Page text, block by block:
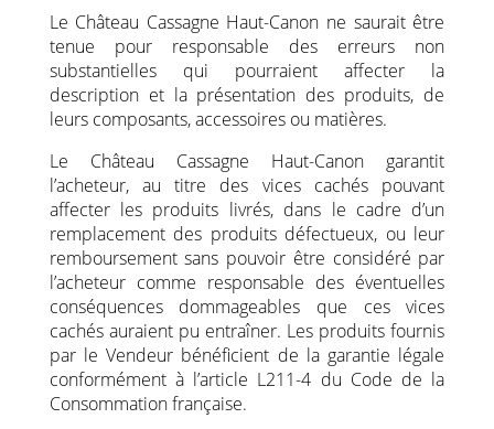
Le Château Cassagne Haut-Canon ne saurait être
tenue pour responsable des erreurs non
substantielles qui pourraient affecter la
description et la présentation des produits, de
leurs composants, accessoires ou matières.
Le Château Cassagne Haut-Canon garantit
l’acheteur, au titre des vices cachés pouvant
affecter les produits livrés, dans le cadre d’un
remplacement des produits défectueux, ou leur
remboursement sans pouvoir être considéré par
l’acheteur comme responsable des éventuelles
conséquences dommageables que ces vices
cachés auraient pu entraîner. Les produits fournis
par le Vendeur bénéficient de la garantie légale
conformément à l’article L211-4 du Code de la
Consommation française.